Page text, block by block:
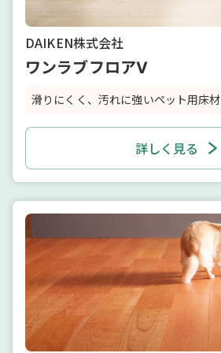
DAIKEN株式会社
ワンラブフロアⅤ
滑りにくく、汚れに強いペット用床材
詳しく見る